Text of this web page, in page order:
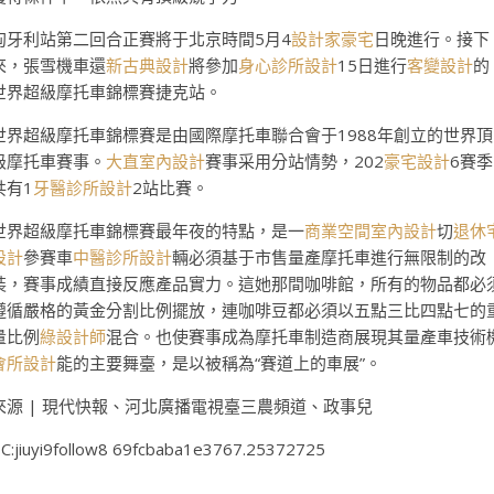
牙利站第二回合正賽將于北京時間5月4設計家豪宅日晚進行。接下
，張雪機車還新古典設計將參加身心診所設計15日進行客變設計的
界超級摩托車錦標賽捷克站。
界超級摩托車錦標賽是由國際摩托車聯合會于1988年創立的世界頂
摩托車賽事。 大直室內設計賽事采用分站情勢，202豪宅設計6賽季
有1 牙醫診所設計2站比賽。
界超級摩托車錦標賽最年夜的特點，是一商業空間室內設計切退休
計參賽車中醫診所設計輛必須基于市售量產摩托車進行無限制的改
，賽事成績直接反應產品實力。這她那間咖啡館，所有的物品都必
循嚴格的黃金分割比例擺放，連咖啡豆都必須以五點三比四點七的
比例綠設計師混合。也使賽事成為摩托車制造商展現其量產車技術
所設計能的主要舞臺，是以被稱為“賽道上的車展”。
源 | 現代快報、河北廣播電視臺三農頻道、政事兒
69fcbaba1e3767.25372725